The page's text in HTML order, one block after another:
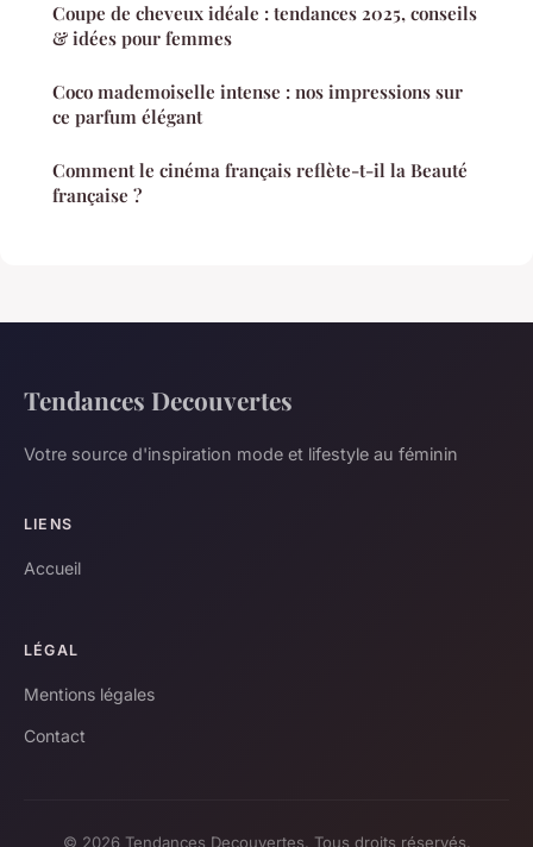
Coupe de cheveux idéale : tendances 2025, conseils
& idées pour femmes
Coco mademoiselle intense : nos impressions sur
ce parfum élégant
Comment le cinéma français reflète-t-il la Beauté
française ?
Tendances Decouvertes
Votre source d'inspiration mode et lifestyle au féminin
LIENS
Accueil
LÉGAL
Mentions légales
Contact
© 2026 Tendances Decouvertes. Tous droits réservés.